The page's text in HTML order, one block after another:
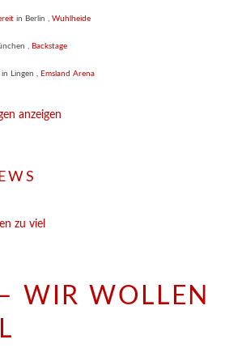
in Berlin , Wuhlheide
, Backstage
in Lingen , Emsland Arena
anzeigen
WIR WOLLEN